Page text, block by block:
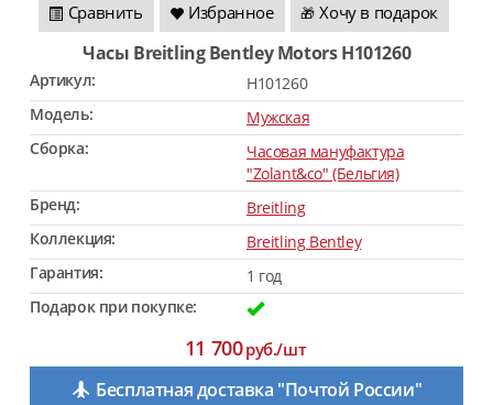
Сравнить Избранное 🎁 Хочу в подарок
Часы Breitling Bentley Motors H101260
Артикул:
H101260
Модель:
Мужская
Сборка:
Часовая мануфактура
"Zolant&co" (Бельгия)
Бренд:
Breitling
Коллекция:
Breitling Bentley
Гарантия:
1 год
Подарок при покупке:
11 700руб./шт
Бесплатная доставка "Почтой России"